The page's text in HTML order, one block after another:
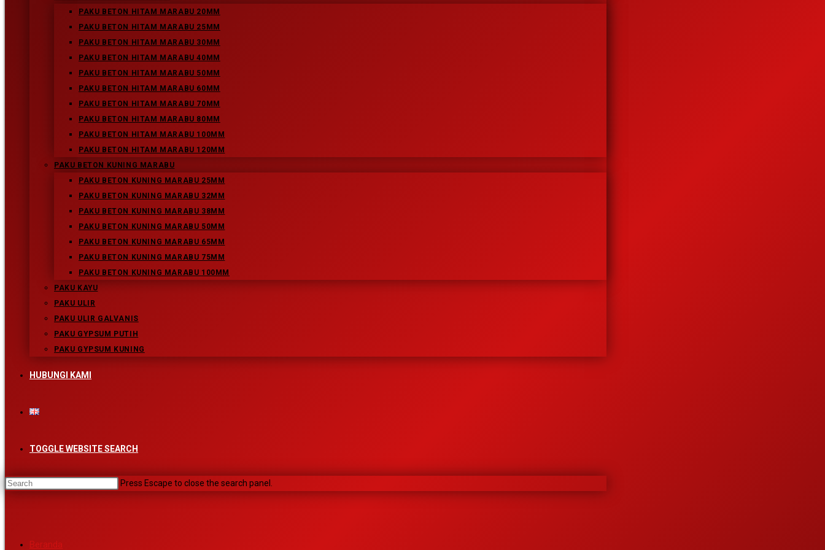
PAKU BETON HITAM MARABU 20MM
PAKU BETON HITAM MARABU 25MM
PAKU BETON HITAM MARABU 30MM
PAKU BETON HITAM MARABU 40MM
PAKU BETON HITAM MARABU 50MM
PAKU BETON HITAM MARABU 60MM
PAKU BETON HITAM MARABU 70MM
PAKU BETON HITAM MARABU 80MM
PAKU BETON HITAM MARABU 100MM
PAKU BETON HITAM MARABU 120MM
PAKU BETON KUNING MARABU
PAKU BETON KUNING MARABU 25MM
PAKU BETON KUNING MARABU 32MM
PAKU BETON KUNING MARABU 38MM
PAKU BETON KUNING MARABU 50MM
PAKU BETON KUNING MARABU 65MM
PAKU BETON KUNING MARABU 75MM
PAKU BETON KUNING MARABU 100MM
PAKU KAYU
PAKU ULIR
PAKU ULIR GALVANIS
PAKU GYPSUM PUTIH
PAKU GYPSUM KUNING
HUBUNGI KAMI
TOGGLE WEBSITE SEARCH
Press Escape to close the search panel.
Beranda
Kami juga memiliki kemitraan dengan pemasok kawat baja utama di negara ini
Proses industri yang efektif dan efisien